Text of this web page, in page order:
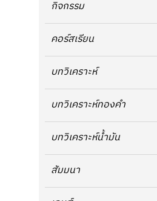
กิจกรรม
คอร์สเรียน
บทวิเคราะห์
บทวิเคราะห์ทองคำ
บทวิเคราะห์น้ำมัน
สัมมนา